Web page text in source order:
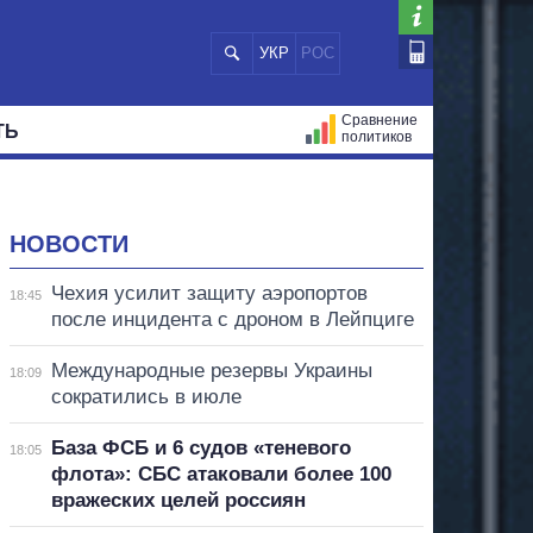
УКР РОС
Сравнение
политиков
НОВОСТИ
18:45
Чехия усилит защиту аэропортов
после инцидента с дроном в Лейпциге
18:09
Международные резервы Украины
сократились в июле
18:05
База ФСБ и 6 судов «теневого
флота»: СБС атаковали более 100
вражеских целей россиян